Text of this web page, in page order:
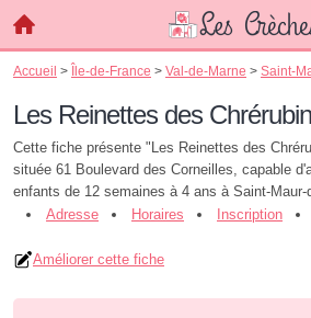
Accueil > Île-de-France > Val-de-Marne > Saint-
Les Reinettes des
Cette fiche présente "Les Reinettes des
située 61 Boulevard des Corneilles, capable
enfants de 12 semaines à 4 ans à Saint-Maur-
Adresse
Horaires Inscription
Améliorer cette fiche